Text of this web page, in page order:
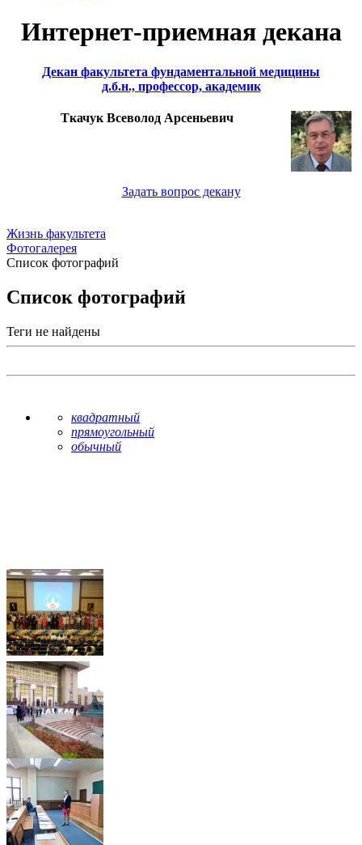
Интернет-приемная декана
Декан факультета фундаментальной медицины
д.б.н., профессор, академик
Ткачук Всеволод Арсеньевич
Задать вопрос декану
Жизнь факультета
Фотогалерея
Список фотографий
Список фотографий
Теги не найдены
квадратный
прямоугольный
обычный